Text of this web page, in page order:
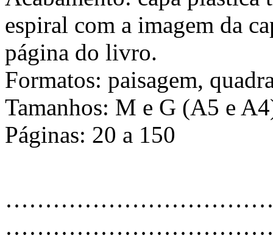
espiral com a imagem da
página do livro.
Formatos: paisagem,
Tamanhos: M e G (A5 e
Páginas: 20 a 150